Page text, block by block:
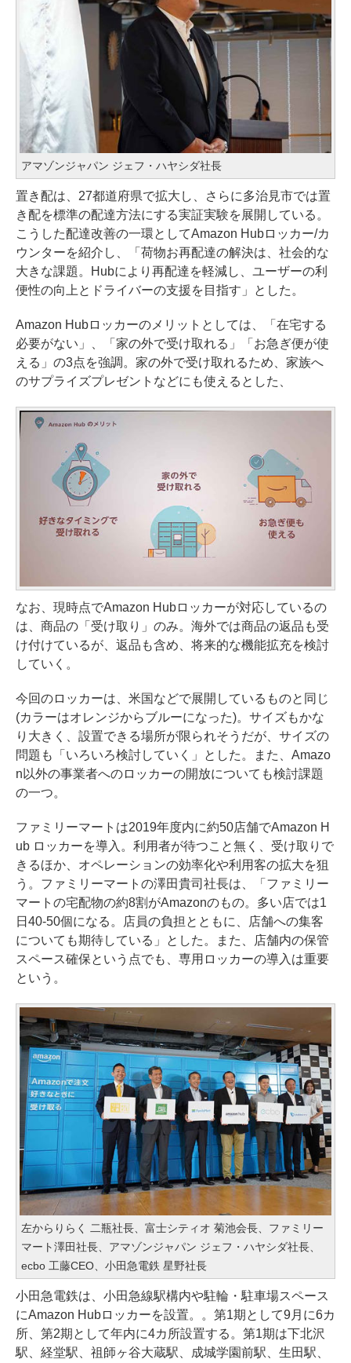
アマゾンジャパン ジェフ・ハヤシダ社長
置き配は、27都道府県で拡大し、さらに多治見市では置
き配を標準の配達方法にする実証実験を展開している。
こうした配達改善の一環としてAmazon Hubロッカー/カ
ウンターを紹介し、「荷物お再配達の解決は、社会的な
大きな課題。Hubにより再配達を軽減し、ユーザーの利
便性の向上とドライバーの支援を目指す」とした。
Amazon Hubロッカーのメリットとしては、「在宅する
必要がない」、「家の外で受け取れる」「お急ぎ便が使
える」の3点を強調。家の外で受け取れるため、家族へ
のサプライズプレゼントなどにも使えるとした、
なお、現時点でAmazon Hubロッカーが対応しているの
は、商品の「受け取り」のみ。海外では商品の返品も受
け付けているが、返品も含め、将来的な機能拡充を検討
していく。
今回のロッカーは、米国などで展開しているものと同じ
(カラーはオレンジからブルーになった)。サイズもかな
り大きく、設置できる場所が限られそうだが、サイズの
問題も「いろいろ検討していく」とした。また、Amazo
n以外の事業者へのロッカーの開放についても検討課題
の一つ。
ファミリーマートは2019年度内に約50店舗でAmazon H
ub ロッカーを導入。利用者が待つこと無く、受け取りで
きるほか、オペレーションの効率化や利用客の拡大を狙
う。ファミリーマートの澤田貴司社長は、「ファミリー
マートの宅配物の約8割がAmazonのもの。多い店では1
日40-50個になる。店員の負担とともに、店舗への集客
についても期待している」とした。また、店舗内の保管
スペース確保という点でも、専用ロッカーの導入は重要
という。
左からりらく 二瓶社長、富士シティオ 菊池会長、ファミリー
マート澤田社長、アマゾンジャパン ジェフ・ハヤシダ社長、
ecbo 工藤CEO、小田急電鉄 星野社長
小田急電鉄は、小田急線駅構内や駐輪・駐車場スペース
にAmazon Hubロッカーを設置。。第1期として9月に6カ
所、第2期として年内に4カ所設置する。第1期は下北沢
駅、経堂駅、祖師ヶ谷大蔵駅、成城学園前駅、生田駅、